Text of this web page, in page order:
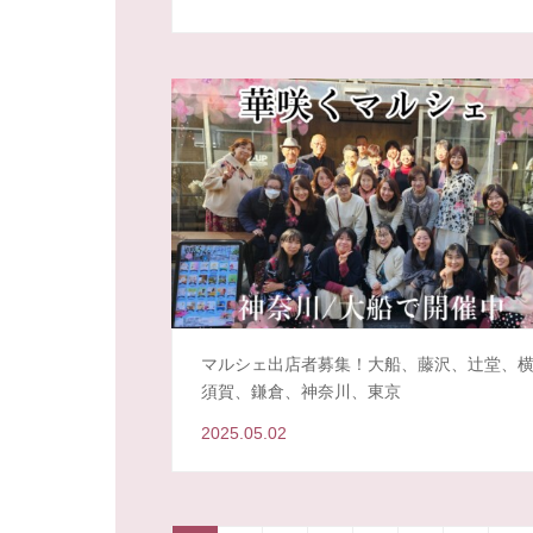
マルシェ出店者募集！大船、藤沢、辻堂、横
須賀、鎌倉、神奈川、東京
2025.05.02